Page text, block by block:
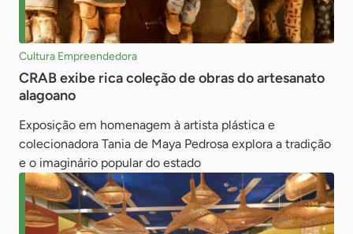
Cultura Empreendedora
CRAB exibe rica coleção de obras do artesanato
alagoano
Exposição em homenagem à artista plástica e
colecionadora Tania de Maya Pedrosa explora a tradição
e o imaginário popular do estado